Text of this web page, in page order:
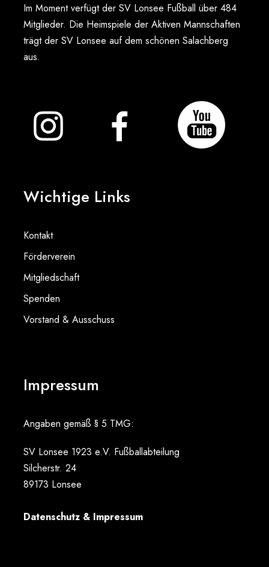
Im Moment verfügt der SV Lonsee Fußball über 484
Mitglieder. Die Heimspiele der Aktiven Mannschaften
trägt der SV Lonsee auf dem schönen Salachberg
aus.
Wichtige Links
Kontakt
Förderverein
Mitgliedschaft
Spenden
Vorstand & Ausschuss
Impressum
Angaben gemäß § 5 TMG:
SV Lonsee 1923 e.V. Fußballabteilung
Silcherstr. 24
89173 Lonsee
Datenschutz & Impressum